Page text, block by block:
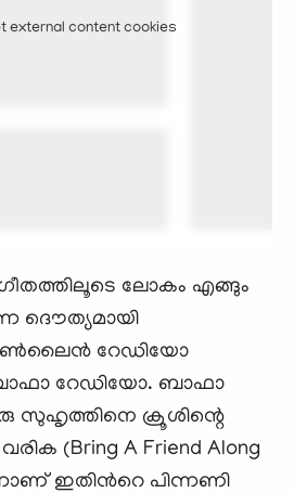
external content cookies
ലോകം എങ്ങും
ദൌത്യമായി
ഓണ്‍ലൈന്‍ റേഡിയോ
റേഡിയോ. ബാഫാ
ക്രൂശിന്റെ
(Bring A Friend Along
ഇതിന്‍റെ പിന്നണി